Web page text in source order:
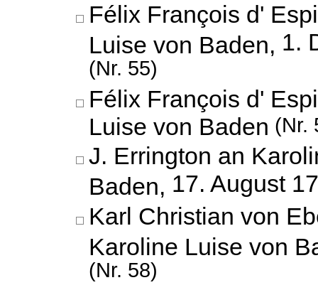
Félix François d'
Luise von Baden, 1.
(Nr. 55)
Félix François d'
Luise von Baden (Nr.
J. Errington an
Baden, 17. August
Karl Christian von
Karoline Luise von
(Nr. 58)